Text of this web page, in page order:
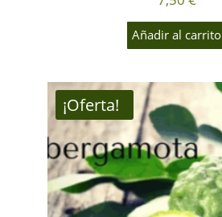
Añadir al carrito
¡Oferta!